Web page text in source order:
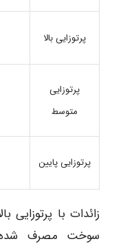
پرتوزایی بالا
پرتوزایی
متوسط
پرتوزایی پایین
زائدات با پرتوزایی
سوخت مصرف شده